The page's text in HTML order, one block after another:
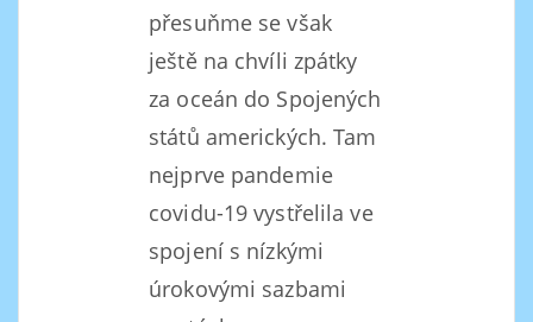
přesuňme se však
ještě na chvíli zpátky
za oceán do Spojených
států amerických. Tam
nejprve pandemie
covidu-19 vystřelila ve
spojení s nízkými
úrokovými sazbami